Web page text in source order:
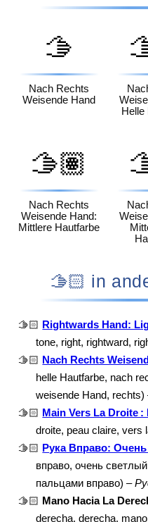
🫱
Nach Rechts
Weisende Hand
Helle
🫱🏽
Nach Rechts
Weisende Hand:
Mittlere Hautfarbe
🫱🏻 in
🫱🏻 Rightwards Hand:
tone, right, rightward,
🫱🏻 Nach Rechts
helle Hautfarbe, nach
weisende Hand,
🫱🏻 Main Vers La Droite :
droite, peau claire, vers
🫱🏻 Рука Вправо:
вправо, очень
пальцами вправо) –
🫱🏻 Mano Hacia La
derecha, derecha,